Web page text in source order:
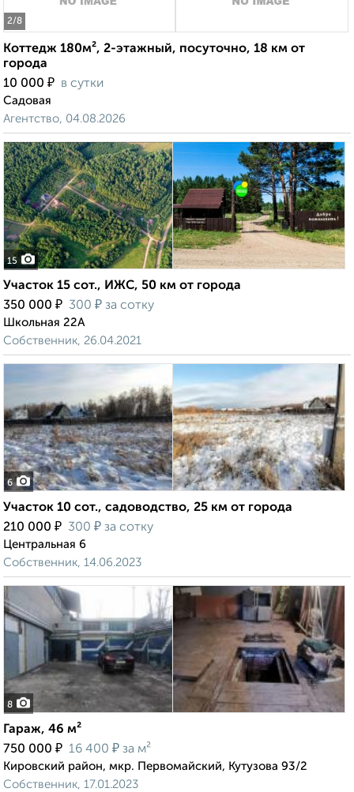
2/8
Коттедж 180м², 2-этажный, посуточно, 18 км от
города
10 000 ₽ в сутки
Садовая
Агентство, 04.08.2026
15
Участок 15 сот., ИЖС, 50 км от города
350 000 ₽ 300 ₽ за сотку
Школьная 22А
Собственник, 26.04.2021
6
Участок 10 сот., садоводство, 25 км от города
210 000 ₽ 300 ₽ за сотку
Центральная 6
Собственник, 14.06.2023
8
Гараж, 46 м²
750 000 ₽ 16 400 ₽ за м²
Кировский район, мкр. Первомайский, Кутузова 93/2
Собственник, 17.01.2023